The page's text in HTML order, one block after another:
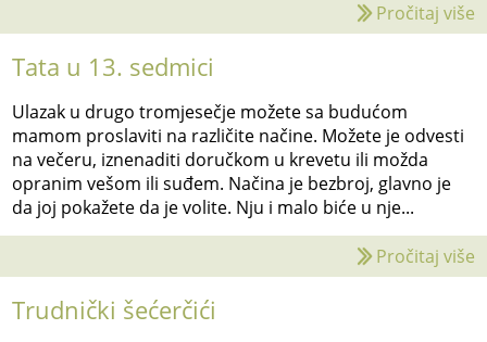
Pročitaj više
Tata u 13. sedmici
Ulazak u drugo tromjesečje možete sa budućom
mamom proslaviti na različite načine. Možete je odvesti
na večeru, iznenaditi doručkom u krevetu ili možda
opranim vešom ili suđem. Načina je bezbroj, glavno je
da joj pokažete da je volite. Nju i malo biće u nje...
Pročitaj više
Trudnički šećerčići